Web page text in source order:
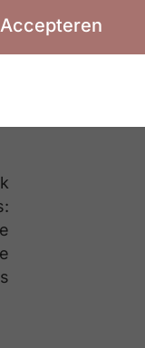
Accepteren